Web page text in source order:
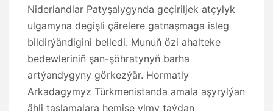
Niderlandlar Patyşalygynda geçiriljek atçylyk
ulgamyna degişli çärelere gatnaşmaga isleg
bildirýändigini belledi. Munuň özi ahalteke
bedewleriniň şan-şöhratynyň barha
artýandygyny görkezýär. Hormatly
Arkadagymyz Türkmenistanda amala aşyrylýan
ähli taslamalara hemişe ylmy taýdan